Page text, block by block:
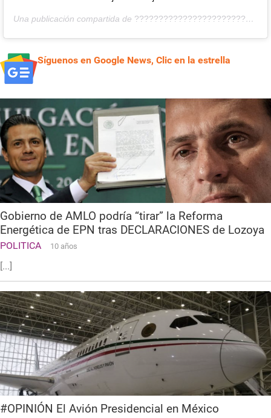
Una publicación compartida de ????????????????????????????? ????????????
Síguenos en Google News, Clic en la estrella
Gobierno de AMLO podría “tirar” la Reforma
Energética de EPN tras DECLARACIONES de Lozoya
POLITICA 10 años
[...]
#OPINIÓN El Avión Presidencial en México